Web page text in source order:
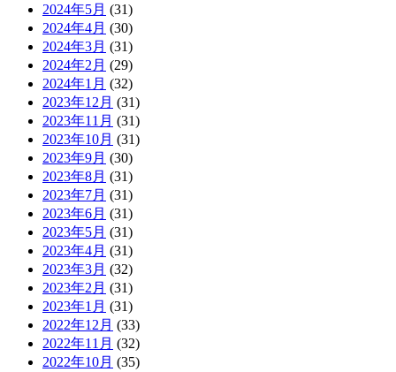
2024年5月 (31)
2024年4月 (30)
2024年3月 (31)
2024年2月 (29)
2024年1月 (32)
2023年12月 (31)
2023年11月 (31)
2023年10月 (31)
2023年9月 (30)
2023年8月 (31)
2023年7月 (31)
2023年6月 (31)
2023年5月 (31)
2023年4月 (31)
2023年3月 (32)
2023年2月 (31)
2023年1月 (31)
2022年12月 (33)
2022年11月 (32)
2022年10月 (35)